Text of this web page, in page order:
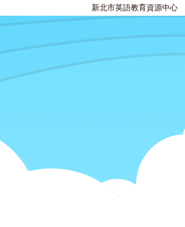
新北市英語教育資源中心